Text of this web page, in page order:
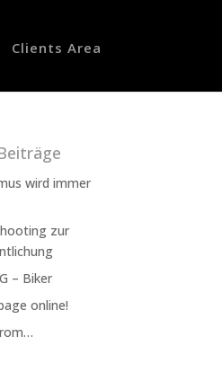
Clients Area
wird immer
zur
– Biker
online!